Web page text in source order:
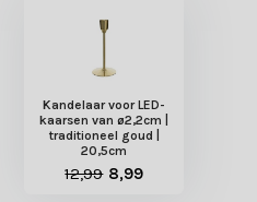
Kandelaar voor LED-
kaarsen van ø2,2cm |
traditioneel goud |
20,5cm
12,99 8,99